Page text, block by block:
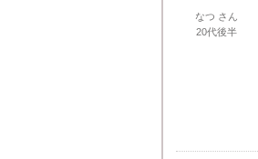
なつ さん
20代後半